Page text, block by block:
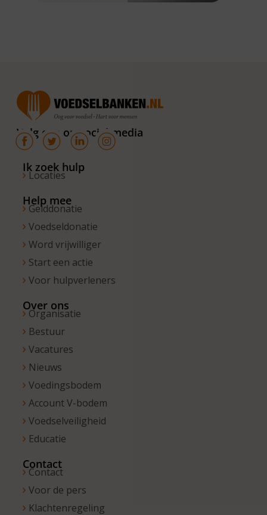
van 10.00 –
16.00 uur. Op
de vrijdagen
zijn wij
bereikbaar
van 10.00 –
Volg ons op social media
Ik zoek hulp
Locaties
Help mee
Gelddonatie
Voedseldonatie
Word vrijwilliger
Start een actie
Voor hulpverleners
Over ons
Organisatie
Bestuur
Vacatures
Nieuws
Voedingsbodem
Account V-bodem
Voedselveiligheid
Educatie
Contact
Contact
Voor de pers
Klachtenregeling